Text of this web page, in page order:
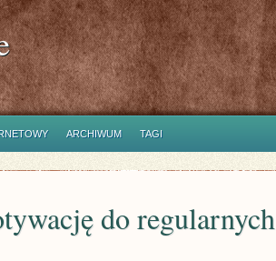
ARCHIWUM TAGI
do regularnych